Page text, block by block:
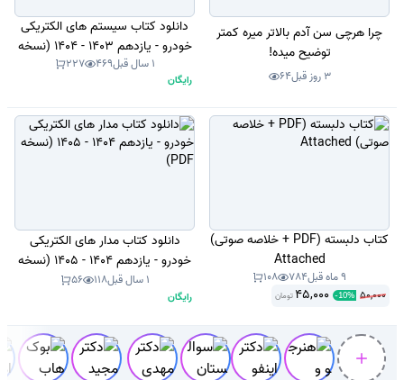
چرا هرچی سن آدم بالاتر میره کمتر
توضیح میده!
3 روز قبل 64
دانلود کتاب سیستم های الکتریکی
خودرو - یازدهم 1403 - 1404 (نسخه
PDF)
1 سال قبل 469
227
رایگان
کتاب دلبسته (PDF + خلاصه صوتی)
Attached
9 ماه قبل 784
108
50,000
-10%
45,000 تومان
دانلود کتاب مدار های الکتریکی
خودرو - یازدهم 1404 - 1405 (نسخه
PDF)
1 سال قبل 118
56
رایگان